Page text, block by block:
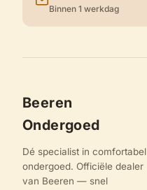
Binnen 1 werkdag
Beeren
Ondergoed
Dé specialist in comfortabel
ondergoed. Officiële dealer
van Beeren — snel